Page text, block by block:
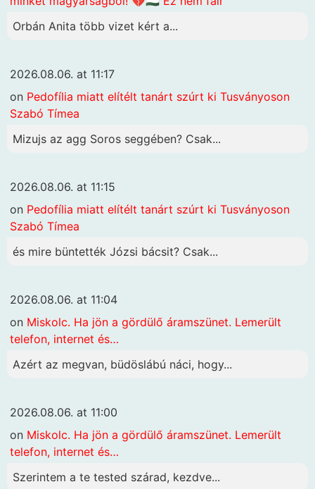
Orbán Anita több vizet kért a...
2026.08.06. at 11:17
on Pedofília miatt elítélt tanárt szúrt ki Tusványoson
Szabó Tímea
Mizujs az agg Soros seggében? Csak...
2026.08.06. at 11:15
on Pedofília miatt elítélt tanárt szúrt ki Tusványoson
Szabó Tímea
és mire büntették Józsi bácsit? Csak...
2026.08.06. at 11:04
on Miskolc. Ha jön a gördülő áramszünet. Lemerült
telefon, internet és…
Azért az megvan, büdöslábú náci, hogy...
2026.08.06. at 11:00
on Miskolc. Ha jön a gördülő áramszünet. Lemerült
telefon, internet és…
Szerintem a te tested szárad, kezdve...